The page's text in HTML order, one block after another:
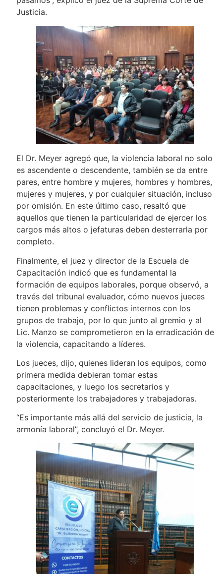
Justicia.
El Dr. Meyer agregó que, la violencia laboral no solo
es ascendente o descendente, también se da entre
pares, entre hombre y mujeres, hombres y hombres,
mujeres y mujeres, y por cualquier situación, incluso
por omisión. En este último caso, resaltó que
aquellos que tienen la particularidad de ejercer los
cargos más altos o jefaturas deben desterrarla por
completo.
Finalmente, el juez y director de la Escuela de
Capacitación indicó que es fundamental la
formación de equipos laborales, porque observó, a
través del tribunal evaluador, cómo nuevos jueces
tienen problemas y conflictos internos con los
grupos de trabajo, por lo que junto al gremio y al
Lic. Manzo se comprometieron en la erradicación de
la violencia, capacitando a líderes.
Los jueces, dijo, quienes lideran los equipos, como
primera medida debieran tomar estas
capacitaciones, y luego los secretarios y
posteriormente los trabajadores y trabajadoras.
“Es importante más allá del servicio de justicia, la
armonía laboral”, concluyó el Dr. Meyer.